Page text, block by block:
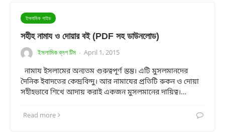
ইসলামিক গাইড
সহীহ নামায ও দোয়ার বই (PDF সহ ডাউনলোড)
ইসলামিক ব্লগ টিম · April 1, 2015
নামায ইসলামের অন্যতম গুরুত্বপূর্ণ স্তম্ভ। এটি মুসলমানদের
দৈনিক ইবাদতের কেন্দ্রবিন্দু। আর নামাযের প্রতিটি রুকন ও দোয়া
সহীহভাবে শিখে আদায় করাই একজন মুসলমানের দায়িত্ব।…
Read more